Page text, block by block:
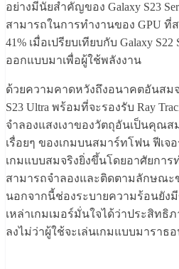
อย่างมีนัยสำคัญของ Galaxy S23
สามารถในการทำงานของ GPU ที่
41% เมื่อเปรียบเทียบกับ Galaxy
ออกแบบมาเพื่อผู้ใช้พลังงาน
ด้วยความคาดหวังถึงอนาคตอันสม
S23 Ultra พร้อมที่จะรองรับ Ray
จำลองแสงเงาของวัตถุอันเป็นคุณ
เรื่อยๆ ของเกมบนสมาร์ทโฟน ฟีเจ
เกมแบบสมจริงยิ่งขึ้นโดยอาศัยการ
สามารถจำลองและติดตามลักษณะ
นอกจากนี้ช่องระบายความร้อนยั
เหล่าเกมเมอร์มั่นใจได้ว่าประสิท
ลงไม่ว่าผู้ใช้จะเล่นเกมแบบมาราธ